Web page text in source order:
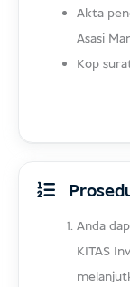
Akta
Asasi
Kop
Anda
KITAS